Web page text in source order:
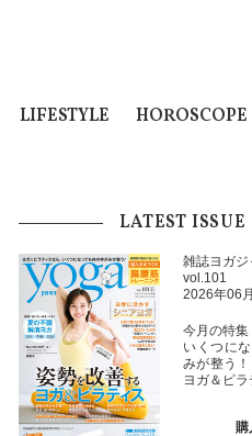
LIFESTYLE HOROSCOPE
LATEST ISSUE
雑誌ヨガジ
vol.101
2026年06
今月の特集
いくつに
みが整う
ヨガ＆ピラ
購